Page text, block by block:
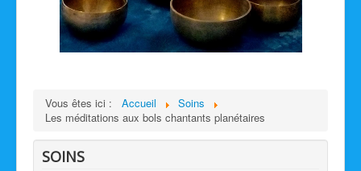
Vous êtes ici : Accueil
Soins
Les méditations aux bols chantants planétaires
SOINS